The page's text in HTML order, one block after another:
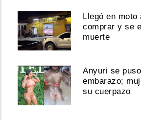
Llegó en
comprar y se
muerte
Anyuri se
embarazo;
su cuerpazo